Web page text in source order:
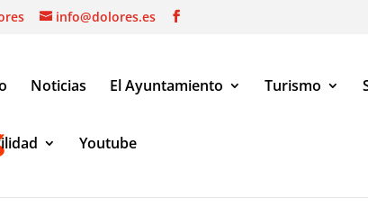
info@dolores.es
Noticias El Ayuntamiento Turismo
Youtube